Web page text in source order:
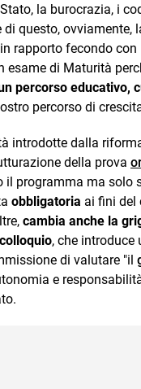
la burocrazia, i
di questo, ovviamente,
rapporto fecondo
esame di Maturità
percorso educativo,
percorso di
introdotte dalla
della prova
il programma ma solo
obbligatoria ai fini del
cambia anche la
, che introduce
di valutare "il
e